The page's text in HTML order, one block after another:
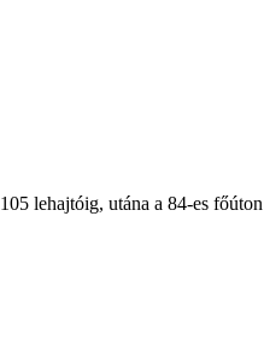
lehajtóig, utána a 84-es